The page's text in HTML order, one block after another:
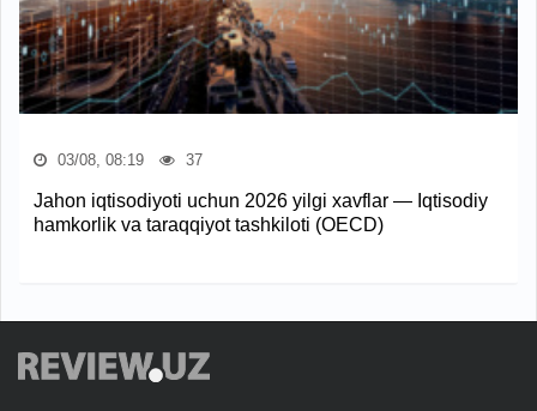
03/08, 08:19 37
Jahon iqtisodiyoti uchun 2026 yilgi xavflar — Iqtisodiy
hamkorlik va taraqqiyot tashkiloti (OECD)